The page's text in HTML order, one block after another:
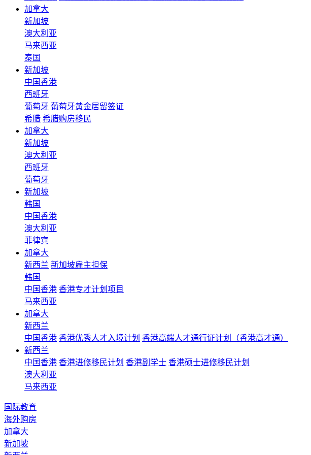
加拿大
新加坡
澳大利亚
马来西亚
泰国
新加坡
中国香港
西班牙
葡萄牙 葡萄牙黄金居留签证
希腊 希腊购房移民
加拿大
新加坡
澳大利亚
西班牙
葡萄牙
新加坡
韩国
中国香港
澳大利亚
菲律宾
加拿大
新西兰 新加坡雇主担保
韩国
中国香港 香港专才计划项目
马来西亚
加拿大
新西兰
中国香港 香港优秀人才入境计划 香港高端人才通行证计划（香港高才通）
新西兰
中国香港 香港进修移民计划 香港副学士 香港硕士进修移民计划
澳大利亚
马来西亚
国际教育
海外购房
加拿大
新加坡